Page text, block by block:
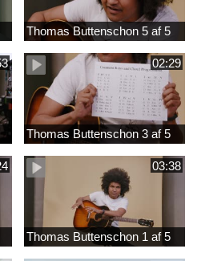
Thomas Buttenschon 5 af 5
02:29
Thomas Buttenschon 3 af 5
03:38
Thomas Buttenschon 1 af 5